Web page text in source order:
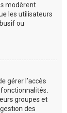
modèrent.
les utilisateurs
ou
gérer l’accès
groupes et
des